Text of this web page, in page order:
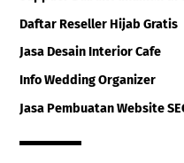
Daftar Reseller Hijab Gratis
Jasa Desain Interior Cafe
Info Wedding Organizer
Jasa Pembuatan Website